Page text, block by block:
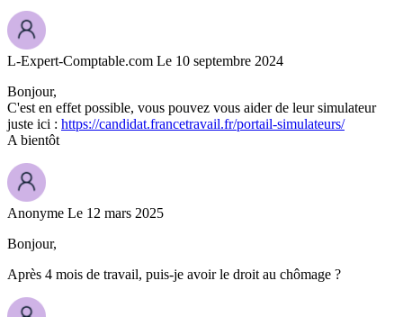
L-Expert-Comptable.com Le 10 septembre 2024
Bonjour,
C'est en effet possible, vous pouvez vous aider de leur simulateur
juste ici : https://candidat.francetravail.fr/portail-simulateurs/
A bientôt
Anonyme Le 12 mars 2025
Bonjour,
Après 4 mois de travail, puis-je avoir le droit au chômage ?